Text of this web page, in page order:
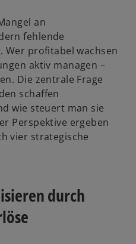
an
fehlende
Wer profitabel wachsen
aktiv managen –
Die zentrale Frage
schaffen
wie steuert man sie
Perspektive ergeben
vier strategische
durch